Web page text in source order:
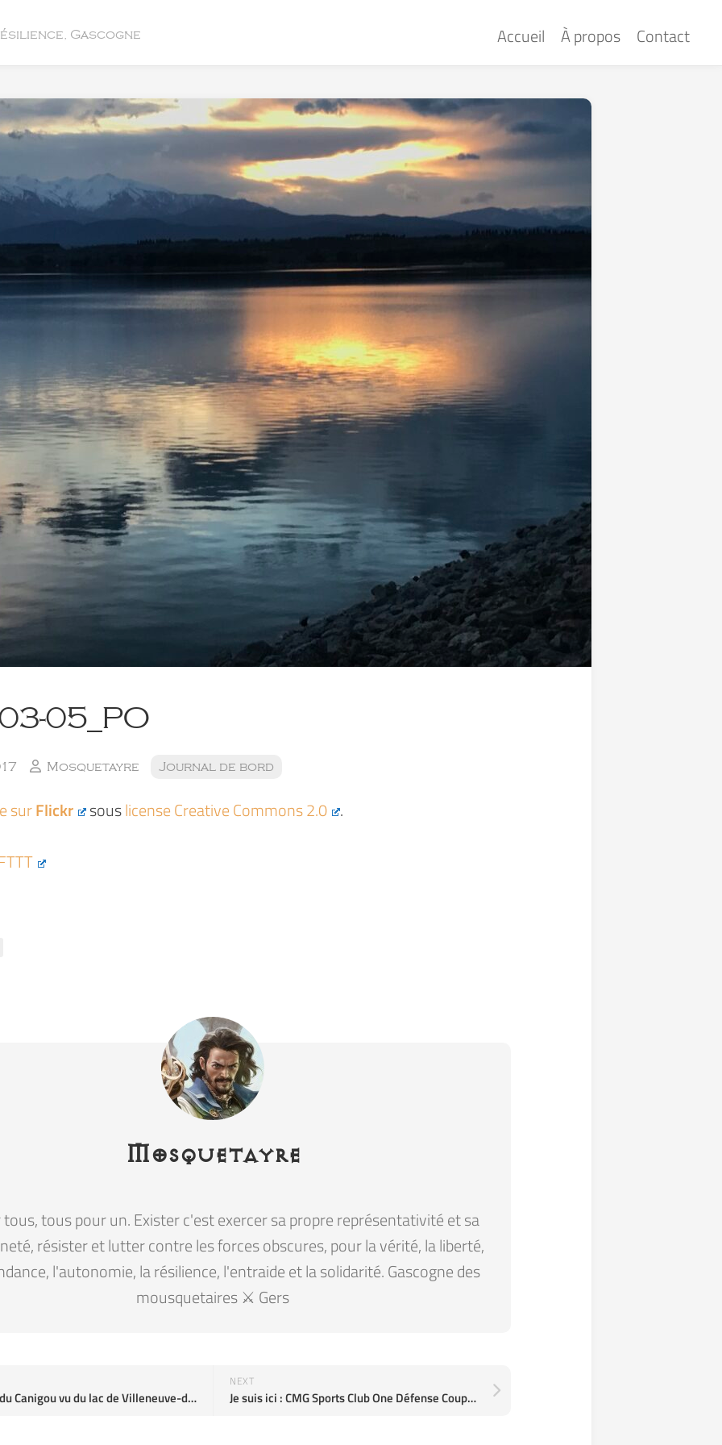
Gascogne Accueil À propos Contact
05_PO
Mosquetayre Journal de bord
surFlickr souslicense Creative Commons 2.0 .
Mosquetayre
tous pour un. Exister c'est exercer sa propre représentativité et sa
résister et lutter contre les forces obscures, pour la vérité, la liberté,
l'autonomie, la résilience, l'entraide et la solidarité. Gascogne des
mousquetaires ⚔️ Gers
NEXT
Je suis ici : CMG Sports Club One Défense Coupole
Le Massif du Canigou vu du lac de Villeneuve-de-La-Raho